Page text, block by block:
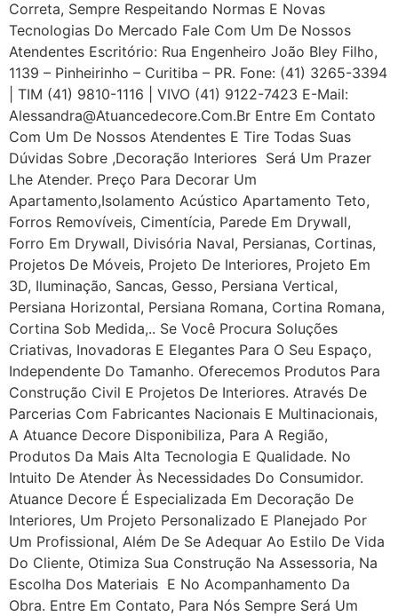
Correta, Sempre Respeitando Normas E Novas
Tecnologias Do Mercado Fale Com Um De Nossos
Atendentes Escritório: Rua Engenheiro João Bley Filho,
1139 – Pinheirinho – Curitiba – PR. Fone: (41) 3265-3394
| TIM (41) 9810-1116 | VIVO (41) 9122-7423 E-Mail:
Alessandra@atuancedecore.com.br Entre Em Contato
Com Um De Nossos Atendentes E Tire Todas Suas
Dúvidas Sobre ,Decoração Interiores Será Um Prazer
Lhe Atender. Preço Para Decorar Um
Apartamento,Isolamento Acústico Apartamento Teto,
Forros Removíveis, Cimentícia, Parede Em Drywall,
Forro Em Drywall, Divisória Naval, Persianas, Cortinas,
Projetos De Móveis, Projeto De Interiores, Projeto Em
3D, Iluminação, Sancas, Gesso, Persiana Vertical,
Persiana Horizontal, Persiana Romana, Cortina Romana,
Cortina Sob Medida,.. Se Você Procura Soluções
Criativas, Inovadoras E Elegantes Para O Seu Espaço,
Independente Do Tamanho. Oferecemos Produtos Para
Construção Civil E Projetos De Interiores. Através De
Parcerias Com Fabricantes Nacionais E Multinacionais,
A Atuance Decore Disponibiliza, Para A Região,
Produtos Da Mais Alta Tecnologia E Qualidade. No
Intuito De Atender Às Necessidades Do Consumidor.
Atuance Decore É Especializada Em Decoração De
Interiores, Um Projeto Personalizado E Planejado Por
Um Profissional, Além De Se Adequar Ao Estilo De Vida
Do Cliente, Otimiza Sua Construção Na Assessoria, Na
Escolha Dos Materiais E No Acompanhamento Da
Obra. Entre Em Contato, Para Nós Sempre Será Um